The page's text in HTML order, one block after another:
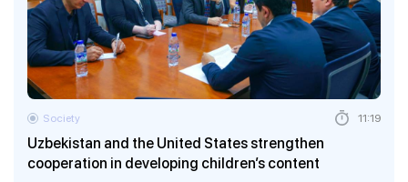
Uzbekistan and the United States strengthen
cooperation in developing children’s content
Society 11:19